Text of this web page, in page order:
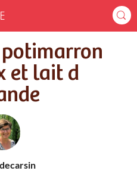
lait d amande
et lait d